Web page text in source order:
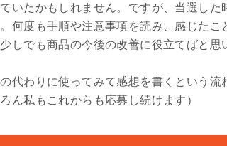
いたかもしれません。ですが、当選した
何度も手順や注意事項を読み、感じた
しでも商品の今後の改善に役立てばと思
代わりに使ってみて感想を書くという流
ん私もこれからも応募し続けます）